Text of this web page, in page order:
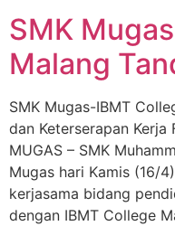
SMK
Malang
SMK Mugas-IBMT
dan Keterserapan Kerja
MUGAS – SMK
Mugas hari Kamis (16/
kerjasama bidang
dengan IBMT College